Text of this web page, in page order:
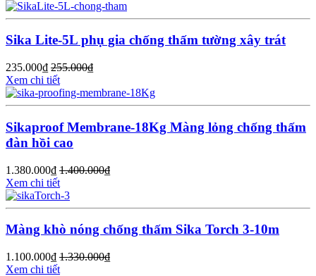
Sika Lite-5L phụ gia chống thấm tường xây trát
235.000₫ 255.000₫
Xem chi tiết
Sikaproof Membrane-18Kg Màng lỏng chống thấm
đàn hồi cao
1.380.000₫ 1.400.000₫
Xem chi tiết
Màng khò nóng chống thấm Sika Torch 3-10m
1.100.000₫ 1.330.000₫
Xem chi tiết